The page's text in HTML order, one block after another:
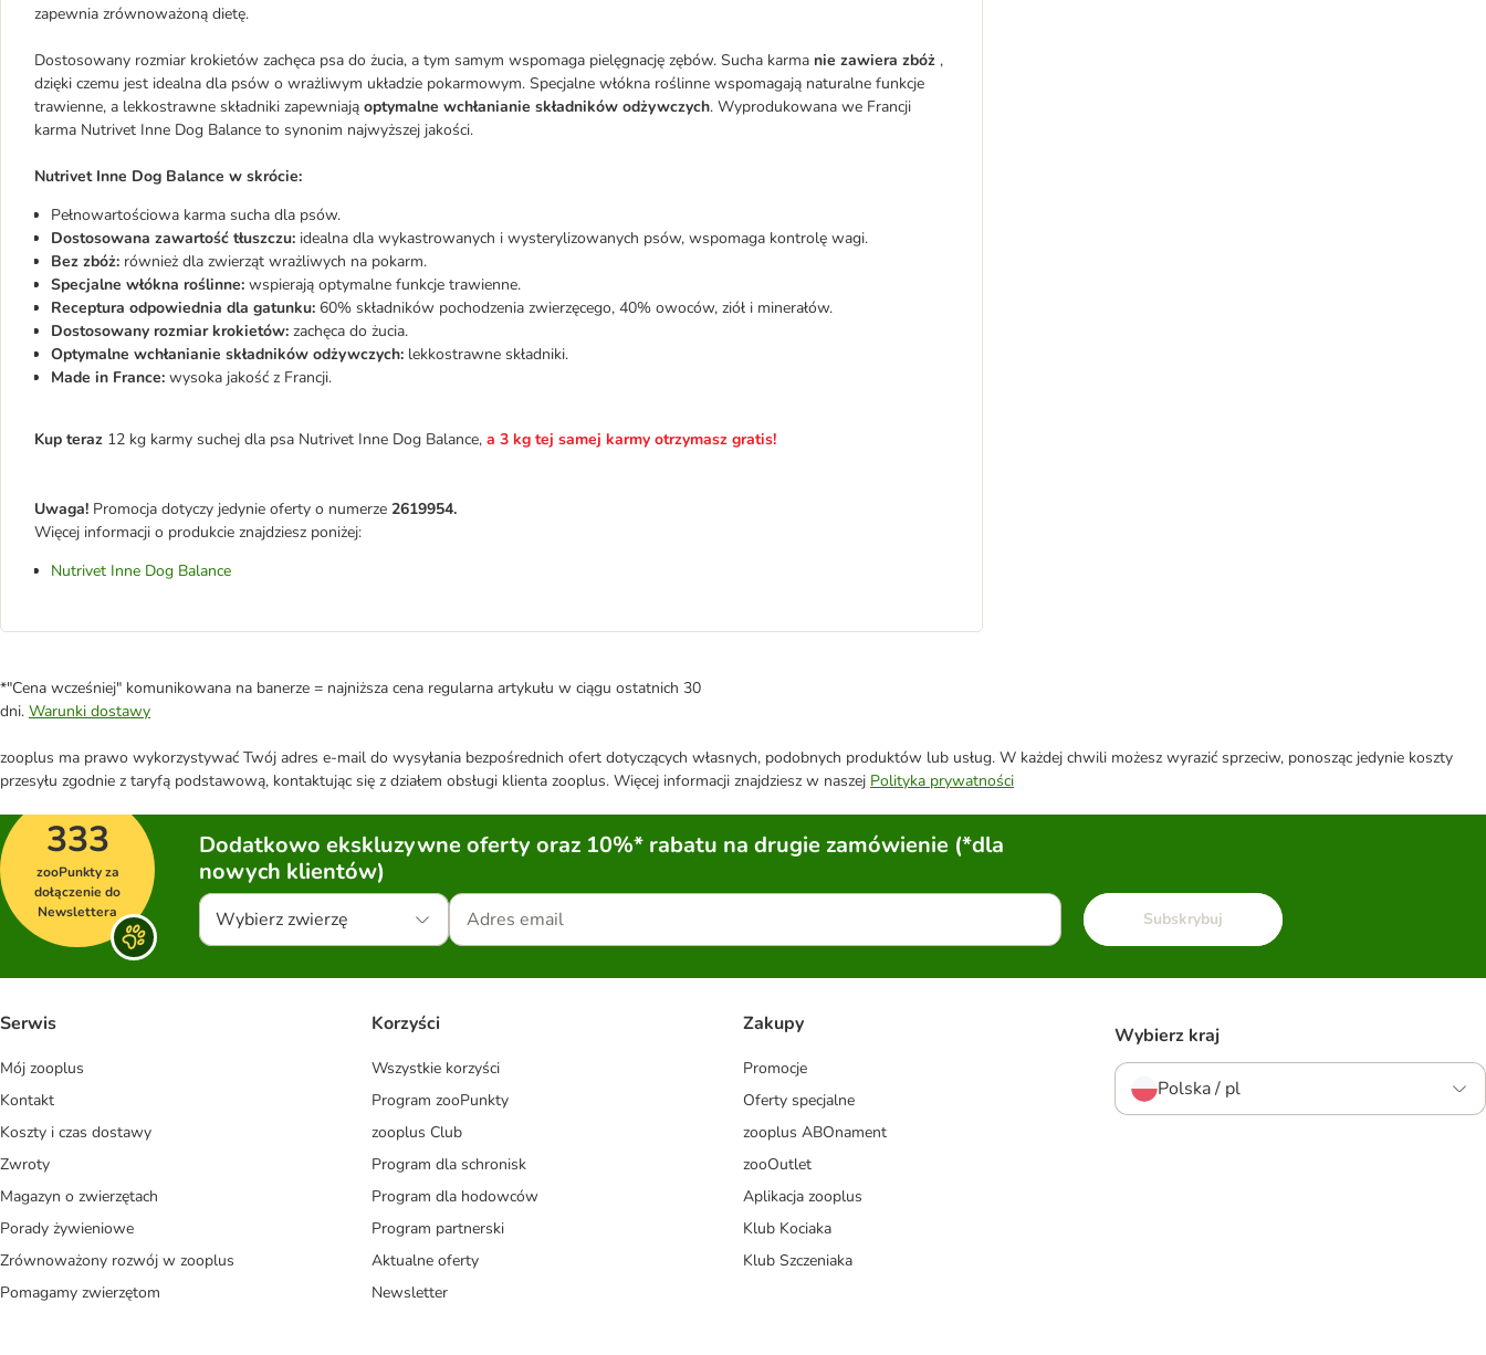
zapewnia zrównoważoną dietę.
Dostosowany rozmiar krokietów zachęca psa do żucia, a tym samym wspomaga pielęgnację zębów. Sucha karma nie zawiera zbóż ,
dzięki czemu jest idealna dla psów o wrażliwym układzie pokarmowym. Specjalne włókna roślinne wspomagają naturalne funkcje
trawienne, a lekkostrawne składniki zapewniają optymalne wchłanianie składników odżywczych. Wyprodukowana we Francji
karma Nutrivet Inne Dog Balance to synonim najwyższej jakości.
Nutrivet Inne Dog Balance w skrócie:
Pełnowartościowa karma sucha dla psów.
Dostosowana zawartość tłuszczu: idealna dla wykastrowanych i wysterylizowanych psów, wspomaga kontrolę wagi.
Bez zbóż: również dla zwierząt wrażliwych na pokarm.
Specjalne włókna roślinne: wspierają optymalne funkcje trawienne.
Receptura odpowiednia dla gatunku: 60% składników pochodzenia zwierzęcego, 40% owoców, ziół i minerałów.
Dostosowany rozmiar krokietów: zachęca do żucia.
Optymalne wchłanianie składników odżywczych: lekkostrawne składniki.
Made in France: wysoka jakość z Francji.
Kup teraz 12 kg karmy suchej dla psa Nutrivet Inne Dog Balance, a 3 kg tej samej karmy otrzymasz gratis!
Uwaga! Promocja dotyczy jedynie oferty o numerze 2619954.
Więcej informacji o produkcie znajdziesz poniżej:
Nutrivet Inne Dog Balance
*"Cena wcześniej" komunikowana na banerze = najniższa cena regularna artykułu w ciągu ostatnich 30
dni. Warunki dostawy
zooplus ma prawo wykorzystywać Twój adres e-mail do wysyłania bezpośrednich ofert dotyczących własnych, podobnych produktów lub usług. W każdej chwili możesz wyrazić sprzeciw, ponosząc jedynie koszty
przesyłu zgodnie z taryfą podstawową, kontaktując się z działem obsługi klienta zooplus. Więcej informacji znajdziesz w naszej Polityka prywatności
333
zooPunkty za
dołączenie do
Newslettera
Dodatkowo ekskluzywne oferty oraz 10%* rabatu na drugie zamówienie (*dla
nowych klientów)
Wybierz zwierzę Subskrybuj
Serwis
Mój zooplus
Kontakt
Koszty i czas dostawy
Zwroty
Magazyn o zwierzętach
Porady żywieniowe
Zrównoważony rozwój w zooplus
Pomagamy zwierzętom
Korzyści
Wszystkie korzyści
Program zooPunkty
zooplus Club
Program dla schronisk
Program dla hodowców
Program partnerski
Aktualne oferty
Newsletter
Zakupy
Promocje
Oferty specjalne
zooplus ABOnament
zooOutlet
Aplikacja zooplus
Klub Kociaka
Klub Szczeniaka
Wybierz kraj
Polska / pl